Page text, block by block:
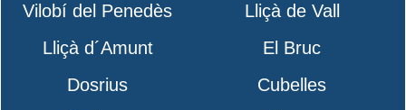
Vilobí del Penedès
Lliçà de Vall
Lliçà d´Amunt
El Bruc
Dosrius
Cubelles